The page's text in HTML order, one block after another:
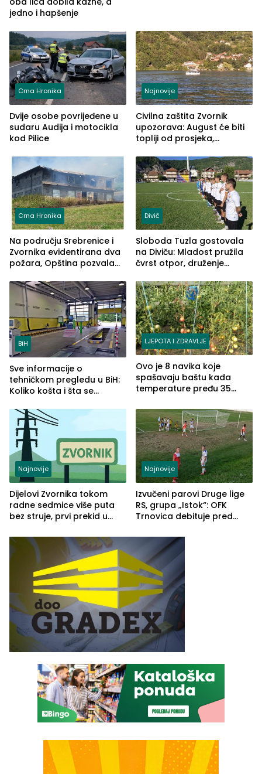
jedno i hapšenje
Crna Hronika
Dvije osobe povrijeđene u
sudaru Audija i motocikla
kod Pilice
Najnovije
Civilna zaštita Zvornik
upozorava: August će biti
topliji od prosjeka,
nestašice vode
Crna Hronika
Na području Srebrenice i
Zvornika evidentirana dva
požara, Opština pozvala
Divič
Sloboda Tuzla gostovala
na Diviču: Mladost pružila
čvrst otpor, druženje
jezera
BiH
Sve informacije o
tehničkom pregledu u BiH:
Koliko košta i šta se
LJEPOTA I ZDRAVLJE
Ovo je 8 navika koje
spašavaju baštu kada
temperature pređu 35
Najnovije
Dijelovi Zvornika tokom
radne sedmice više puta
bez struje, prvi prekid u
Najnovije
Izvučeni parovi Druge lige
RS, grupa „Istok“: OFK
Trnovica debituje pred
Drine HE